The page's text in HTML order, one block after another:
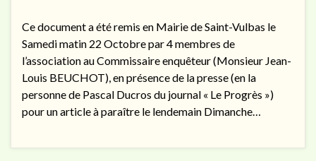
Ce document a été remis en Mairie de Saint-Vulbas le
Samedi matin 22 Octobre par 4 membres de
l’association au Commissaire enquêteur (Monsieur Jean-
Louis BEUCHOT), en présence de la presse (en la
personne de Pascal Ducros du journal « Le Progrès »)
pour un article à paraître le lendemain Dimanche…